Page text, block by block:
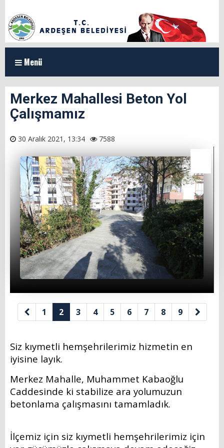
Menü
ANASAYFA
KURUMSAL
Organizasyon Şeması
Başkan Yardımcılarımız
Meclis Üyeleri
Milletvekillerimiz
İl Genel Meclis Üyelerimiz
Eski Başkanlarımız
Muhtarlarımız
Yönetmenlikler
BAŞKANIMIZ
Başkanın Özgeçmişi
Başkanın Mesajı
Başkanın Albümü
Başkana Mesaj
PROJELERİMİZ
Merkez Mahallesi Beton Yol
Çalışmamız
30 Aralık 2021, 13:34 7588
1 2 3 4 5 6 7 8 9
Siz kıymetli hemşehrilerimiz hizmetin en
iyisine layık.
Merkez Mahalle, Muhammet Kabaoğlu
Caddesinde ki stabilize ara yolumuzun
betonlama çalışmasını tamamladık.
İlçemiz için siz kıymetli hemşehrilerimiz için